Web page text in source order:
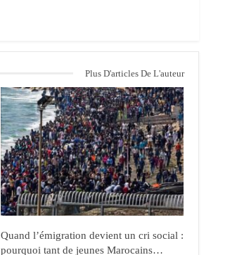
Plus D'articles De L'auteur
Quand l’émigration devient un cri social :
pourquoi tant de jeunes Marocains…